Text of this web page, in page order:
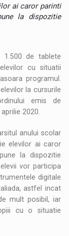
ai caror parinti
la dispozitie
1.500 de tablete
cu situatii
programul.
la cursurile
emis de
2020.
anului scolar
elevilor ai caror
la dispozitie
vor participa
digitale
astfel incat
mult posibil, iar
cu o situatie